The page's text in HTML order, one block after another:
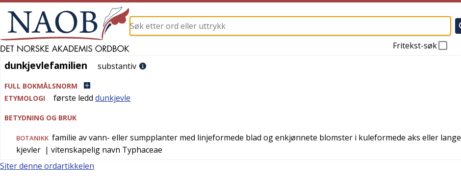
Fritekst-søk
dunkjevlefamilien
dunkjevlefamilien substantiv
FULL BOKMÅLSNORM
ETYMOLOGI
første ledd dunkjevle
BETYDNING OG BRUK
BOTANIKK familie av vann- eller sumpplanter med linjeformede blad og enkjønnete blomster i kuleformede aks eller lange
kjevler | vitenskapelig navn Typhaceae
Siter denne ordartikkelen